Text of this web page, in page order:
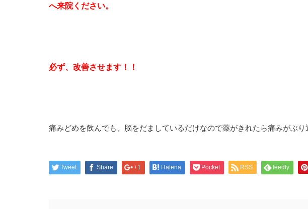
へ来院ください。
必ず、改善させます！！
痛みどめを飲んでも、脳をだましているだけなので薬がきれたら痛みがぶり
Tweet Share +1 Hatena Pocket RSS feedly